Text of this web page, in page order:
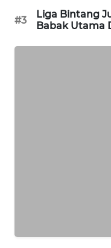
#3
Liga Bintang
Babak Utama
LISTRIK